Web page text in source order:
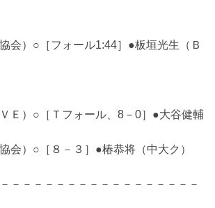
会）○［フォール1:44］●板垣光生（Ｂ
Ｅ）○［Ｔフォール、8－0］●大谷健輔
会）○［８－３］●椿恭将（中大ク）
－－－－－－－－－－－－－－－－－